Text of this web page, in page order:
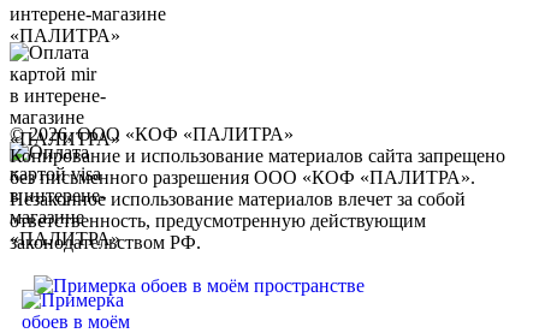
© 2026, ООО «КОФ «ПАЛИТРА»
Копирование и использование материалов сайта запрещено
без письменного разрешения ООО «КОФ «ПАЛИТРА».
Незаконное использование материалов влечет за собой
ответственность, предусмотренную действующим
законодательством РФ.